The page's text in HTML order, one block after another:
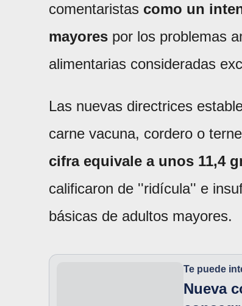
comentaristas como un
mayores por los problemas
alimentarias consideradas
Las nuevas directrices
carne vacuna, cordero o
cifra equivale a unos 11,4
calificaron de ''ridícula'' e
básicas de adultos mayores.
Te puede
Nueva